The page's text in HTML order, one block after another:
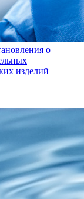
о
изделий